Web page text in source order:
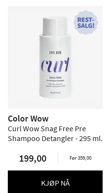
Color Wow
Curl Wow Snag Free Pre
Shampoo Detangler - 295 ml.
199,00 Før 359,00
KJØP NÅ